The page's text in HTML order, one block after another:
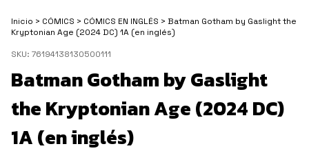
Inicio > CÓMICS > CÓMICS EN INGLÉS > Batman Gotham by Gaslight the
Kryptonian Age (2024 DC) 1A (en inglés)
SKU: 76194138130500111
Batman Gotham by Gaslight
the Kryptonian Age (2024 DC)
1A (en inglés)